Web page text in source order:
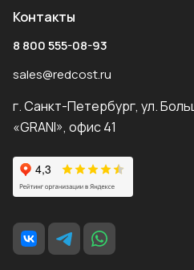
Контакты
8 800 555-08-93
sales@redcost.ru
г. Санкт-Петербург, ул.
«GRANI», офис 41